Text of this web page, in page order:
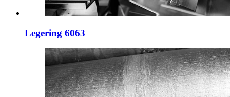
Legering 6063